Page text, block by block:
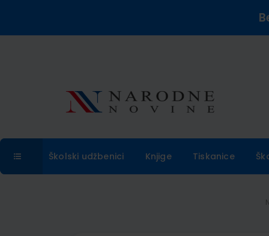
Školski udžbenici Knjige Tiskanice